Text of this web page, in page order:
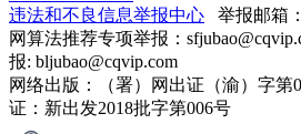
违法和不良信息举报中心 举报邮箱
网算法推荐专项举报：
报: bljubao@cqvip.com
网络出版：（署）网出证（渝）字
证：新出发2018批字第006号